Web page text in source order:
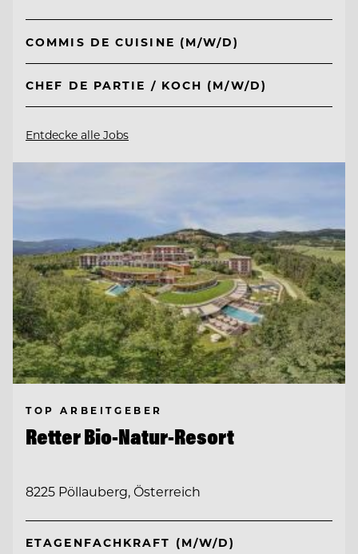
COMMIS DE CUISINE (M/W/D)
CHEF DE PARTIE / KOCH (M/W/D)
Entdecke alle Jobs
TOP ARBEITGEBER
Retter Bio-Natur-Resort
8225 Pöllauberg, Österreich
ETAGENFACHKRAFT (M/W/D)